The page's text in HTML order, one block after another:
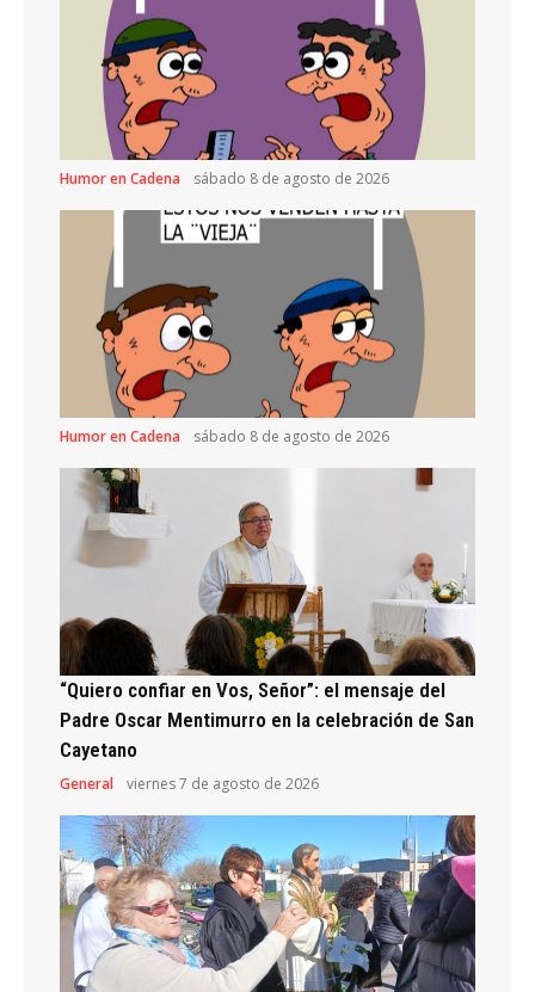
Humor en Cadena sábado 8 de agosto de 2026
Humor en Cadena sábado 8 de agosto de 2026
“Quiero confiar en Vos, Señor”: el mensaje del
Padre Oscar Mentimurro en la celebración de San
Cayetano
General viernes 7 de agosto de 2026